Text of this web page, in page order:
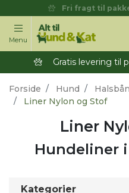
Fri fragt til
Menu
Gratis levering til
Forside Hund
Liner Nylon og Stof
Liner
Hundeliner
Kategorier